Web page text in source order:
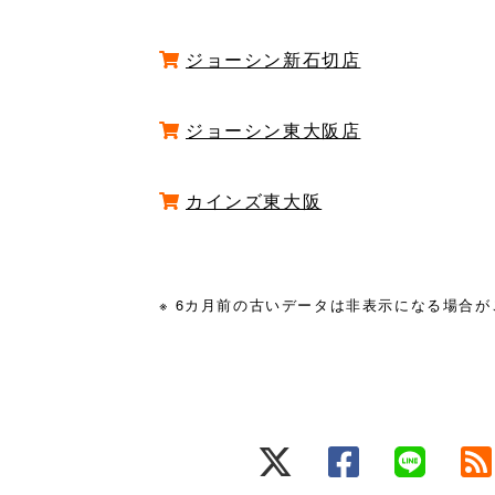
ジョーシン新石切店
ジョーシン東大阪店
カインズ東大阪
※ 6カ月前の古いデータは非表示になる場合が